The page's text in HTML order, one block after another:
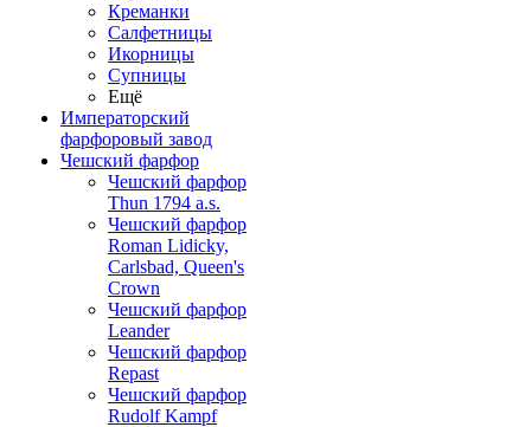
Креманки
Салфетницы
Икорницы
Супницы
Ещё
Императорский
фарфоровый завод
Чешский фарфор
Чешский фарфор
Thun 1794 a.s.
Чешский фарфор
Roman Lidicky,
Carlsbad, Queen's
Crown
Чешский фарфор
Leander
Чешский фарфор
Repast
Чешский фарфор
Rudolf Kampf